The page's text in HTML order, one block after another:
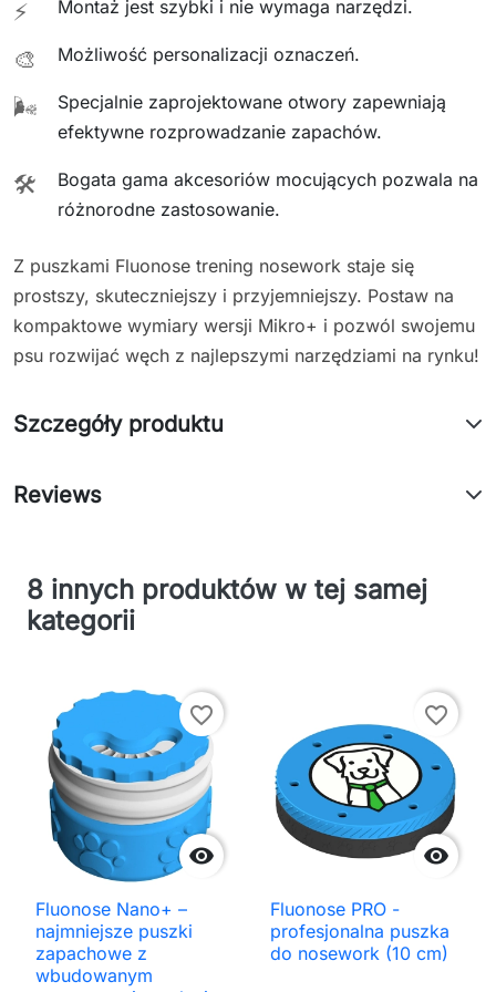
⚡ Montaż jest szybki i nie wymaga narzędzi.
🎨 Możliwość personalizacji oznaczeń.
🌬️
Specjalnie zaprojektowane otwory zapewniają
efektywne rozprowadzanie zapachów.
🛠️
Bogata gama akcesoriów mocujących pozwala na
różnorodne zastosowanie.
Z puszkami Fluonose trening nosework staje się
prostszy, skuteczniejszy i przyjemniejszy. Postaw na
kompaktowe wymiary wersji Mikro+ i pozwól swojemu
psu rozwijać węch z najlepszymi narzędziami na rynku!
Szczegóły produktu
Reviews
8 innych produktów w tej samej
kategorii

favorite_border
Fluonose Nano+ –
najmniejsze puszki
zapachowe z
wbudowanym

favorite_border
Fluonose PRO -
profesjonalna puszka
do nosework (10 cm)